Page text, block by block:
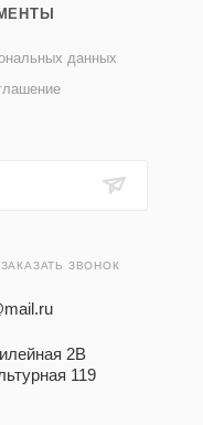
данных
ЗАКАЗАТЬ ЗВОНОК
2В
119